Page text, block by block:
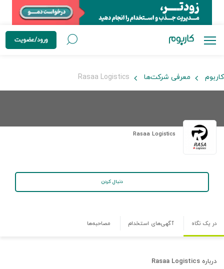
ورود/عضویت
کاربوم معرفی شرکت‌ها
Rasaa Logistics
دنبال کردن
در یک نگاه آگهی‌های استخدام مصاحبه‌ها
درباره Rasaa Logistics